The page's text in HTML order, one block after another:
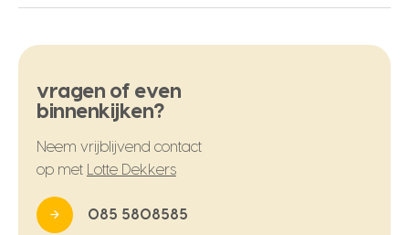
vragen of even
binnenkijken?
Neem vrijblijvend contact
op met
Lotte Dekkers
085 5808585